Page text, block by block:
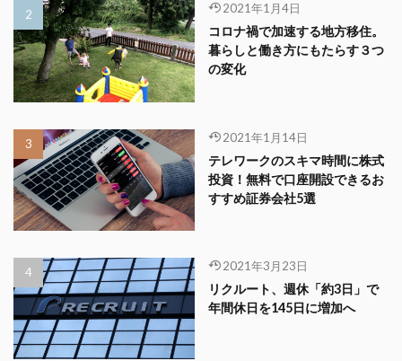
2021年1月4日
コロナ禍で加速する地方移住。
暮らしと働き方にもたらす３つ
の変化
2021年1月14日
テレワークのスキマ時間に株式
投資！無料で口座開設できるお
すすめ証券会社5選
2021年3月23日
リクルート、週休「約3日」で
年間休日を145日に増加へ